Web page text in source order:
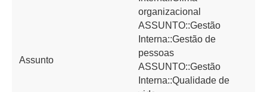
Assunto
organizacional
ASSUNTO::Gestão
Interna::Gestão de
pessoas
ASSUNTO::Gestão
Interna::Qualidade de